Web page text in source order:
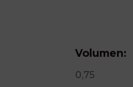
Volumen:
0,75